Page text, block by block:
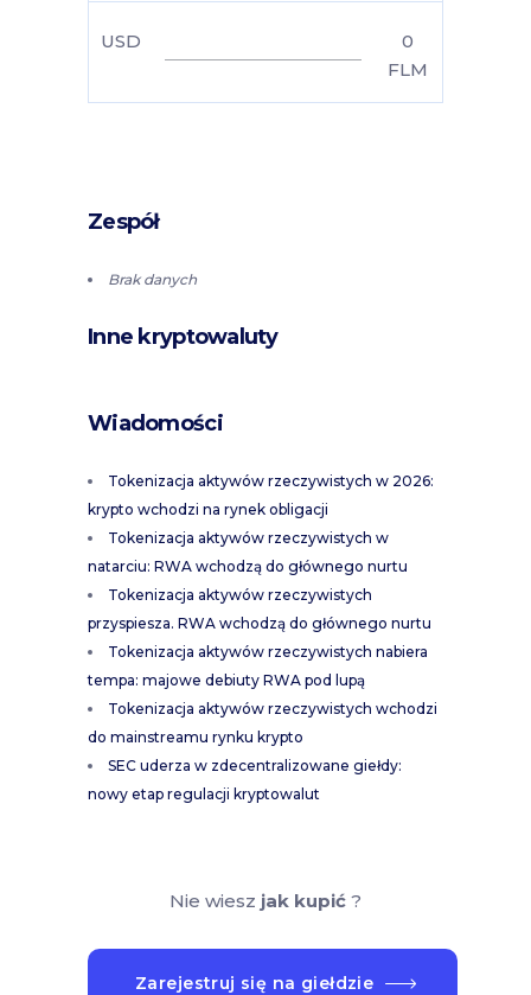
USD
0
FLM
Zespół
Brak danych
Inne kryptowaluty
Wiadomości
Tokenizacja aktywów rzeczywistych w 2026:
krypto wchodzi na rynek obligacji
Tokenizacja aktywów rzeczywistych w
natarciu: RWA wchodzą do głównego nurtu
Tokenizacja aktywów rzeczywistych
przyspiesza. RWA wchodzą do głównego nurtu
Tokenizacja aktywów rzeczywistych nabiera
tempa: majowe debiuty RWA pod lupą
Tokenizacja aktywów rzeczywistych wchodzi
do mainstreamu rynku krypto
SEC uderza w zdecentralizowane giełdy:
nowy etap regulacji kryptowalut
Nie wiesz jak kupić?
Zarejestruj się na giełdzie